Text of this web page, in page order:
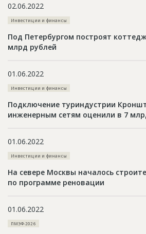
02.06.2022
Инвестиции и финансы
Под Петербургом построят
млрд рублей
01.06.2022
Инвестиции и финансы
Подключение туриндустрии
инженерным сетям оценили в 7
01.06.2022
Инвестиции и финансы
На севере Москвы началось
по программе реновации
01.06.2022
ПМЭФ-2026